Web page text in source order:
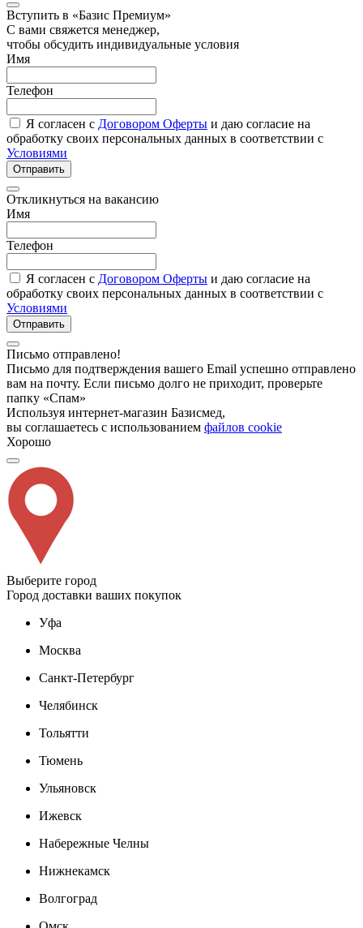
Вступить в «Базис Премиум»
С вами свяжется менеджер,
чтобы обсудить индивидуальные условия
Имя
Телефон
Я согласен с Договором Оферты и даю согласие на
обработку своих персональных данных в соответствии с
Условиями
Отправить
Откликнуться на вакансию
Имя
Телефон
Я согласен с Договором Оферты и даю согласие на
обработку своих персональных данных в соответствии с
Условиями
Отправить
Письмо отправлено!
Письмо для подтверждения вашего Email успешно отправлено
вам на почту. Если письмо долго не приходит, проверьте
папку «Спам»
Используя интернет-магазин Базисмед,
вы соглашаетесь с использованием файлов cookie
Хорошо
Выберите город
Город доставки ваших покупок
Уфа
Москва
Санкт-Петербург
Челябинск
Тольятти
Тюмень
Ульяновск
Ижевск
Набережные Челны
Нижнекамск
Волгоград